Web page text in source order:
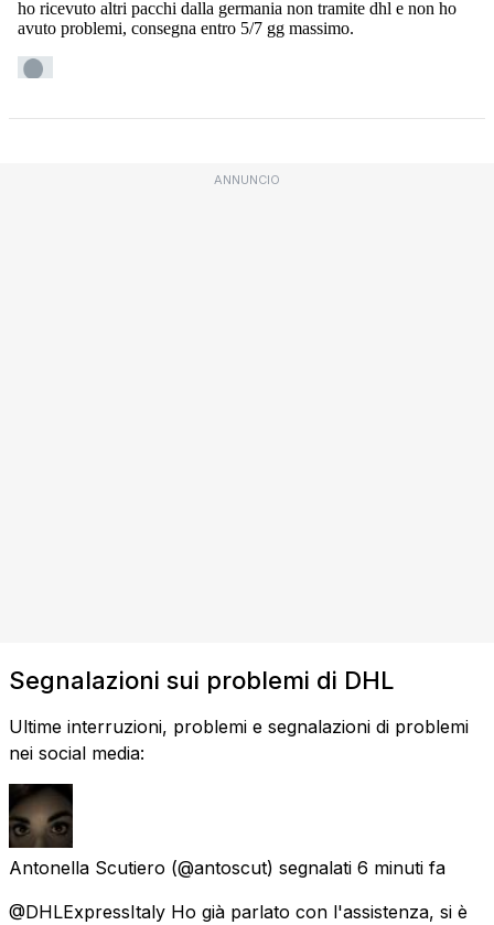
ANNUNCIO
Segnalazioni sui problemi di DHL
Ultime interruzioni, problemi e segnalazioni di problemi
nei social media:
Antonella Scutiero (@antoscut) segnalati 6 minuti fa
@DHLExpressItaly Ho già parlato con l'assistenza, si è